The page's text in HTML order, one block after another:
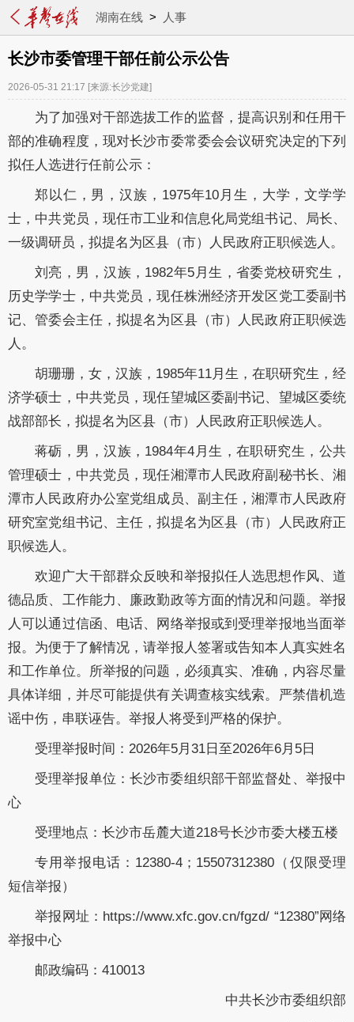
湖南在线> 人事
长沙市委管理干部任前公示公告
2026-05-31 21:17 [来源:长沙党建]
为了加强对干部选拔工作的监督，提高识别和任用干
部的准确程度，现对长沙市委常委会会议研究决定的下列
拟任人选进行任前公示：
郑以仁，男，汉族， 1975年10 月生，大学，文学学
士，中共党员，现任市工业和信息化局党组书记、局长、
一级调研员，拟提名为区县（市）人民政府正职候选人。
刘亮，男，汉族， 1982年5 月生，省委党校研究生，
历史学学士，中共党员，现任株洲经济开发区党工委副书
记、管委会主任，拟提名为区县（市）人民政府正职候选
人。
胡珊珊，女，汉族， 1985年11月生，在职研究生，经
济学硕士，中共党员，现任望城区委副书记、望城区委统
战部部长，拟提名为区县（市）人民政府正职候选人。
蒋砺 ，男，汉族， 1984年4 月生，在职研究生，公共
管理硕士，中共党员，现任湘潭市人民政府副秘书长、湘
潭市人民政府办公室党组成员、副主任，湘潭市人民政府
研究室党组书记、主任，拟提名为区县（市）人民政府正
职候选人。
欢迎广大干部群众反映和举报拟任人选思想作风、道
德品质、工作能力、廉政勤政等方面的情况和问题。举报
人可以通过信函、电话、网络举报或到受理举报地当面举
报。 为便于了解情况，请举报人签署或告知本人真实姓名
和工作单位。 所举报的问题，必须真实、准确，内容尽量
具体详细，并尽可能提供有关调查核实线索。严禁借机造
谣中伤，串联诬告。举报人将受到严格的保护。
受理举报时间： 2026年5月 31 日至2026年6月 5 日
受理举报单位 ：长沙市委组织部干部监督处、举报中
心
受理地点 ：长沙市岳麓大道218号长沙市委大楼五楼
专用举报电话 ： 12380-4 ； 15507312380 （仅限受理
短信举报）
举报 网址 ： https://www.xfc.gov.cn/fgzd/ “12380”网络
举报中心
邮政编码： 410013
中共长沙市委组织部